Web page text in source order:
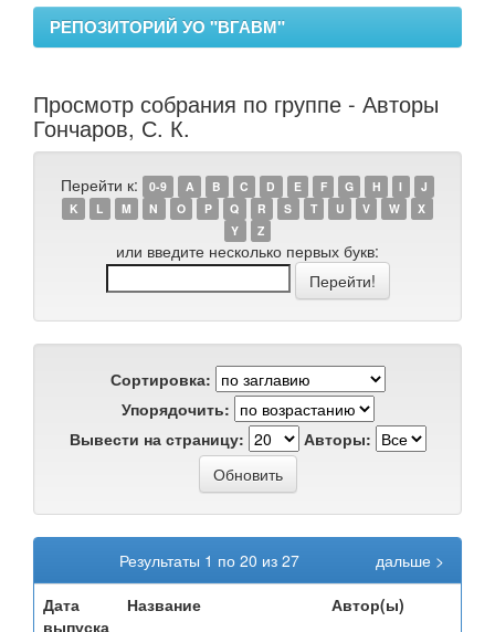
РЕПОЗИТОРИЙ УО "ВГАВМ"
Просмотр собрания по группе - Авторы
Гончаров, С. К.
Перейти к: 0-9 A B C D E F G H I
J
K
L M N O P Q R S T U V W
X
Y
Z
или введите несколько первых букв:
Сортировка:
Упорядочить:
Вывести на страницу:
Авторы:
Результаты 1 по 20 из 27
дальше >
Дата
выпуска
Название Автор(ы)